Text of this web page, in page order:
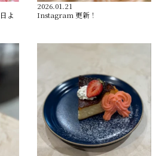
よ
2026.01.21
Instagram 更新！